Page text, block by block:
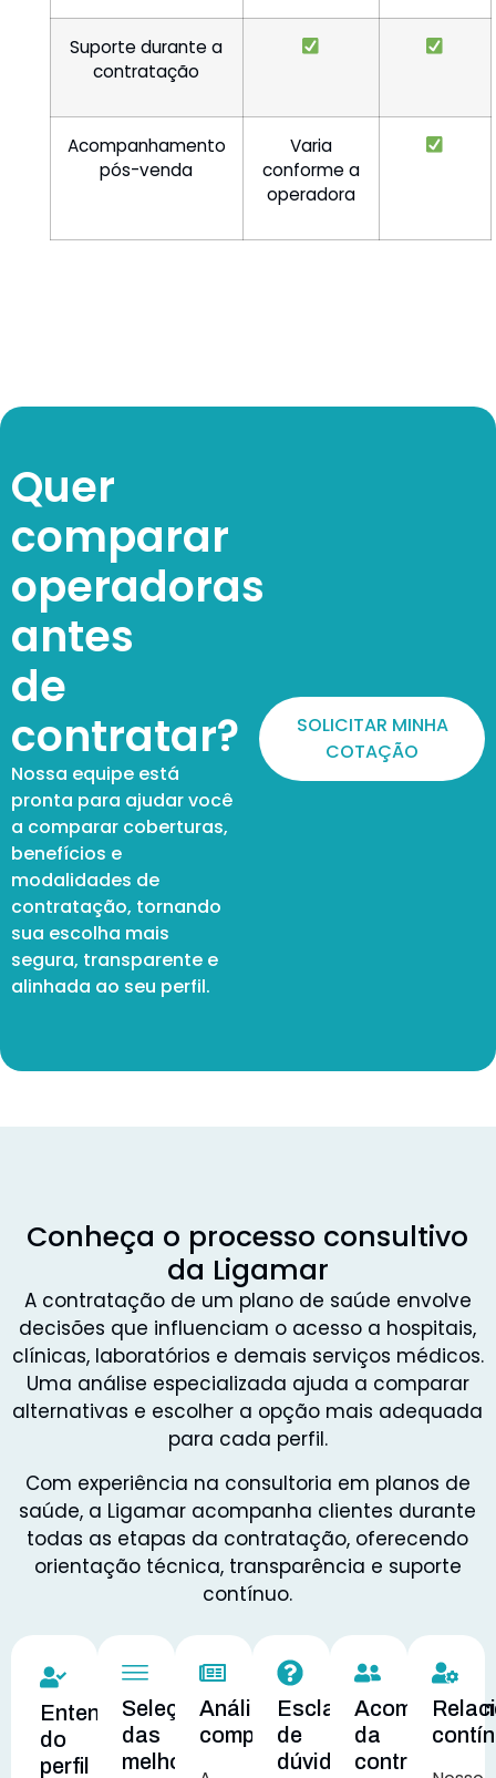
Suporte durante a
contratação
Acompanhamento
pós-venda
Varia
conforme a
operadora
Quer
comparar
operadoras
antes
de
contratar?
Nossa equipe está
pronta para ajudar você
a comparar coberturas,
benefícios e
modalidades de
contratação, tornando
sua escolha mais
segura, transparente e
alinhada ao seu perfil.
SOLICITAR MINHA
COTAÇÃO
Conheça o processo consultivo
da Ligamar
A contratação de um plano de saúde envolve
decisões que influenciam o acesso a hospitais,
clínicas, laboratórios e demais serviços médicos.
Uma análise especializada ajuda a comparar
alternativas e escolher a opção mais adequada
para cada perfil.
Com experiência na consultoria em planos de
saúde, a Ligamar acompanha clientes durante
todas as etapas da contratação, oferecendo
orientação técnica, transparência e suporte
contínuo.
Entendimento
do
perfil
Seleção
das
melhores
Análise
comparativa
Esclarecimento
de
dúvidas
da
contratação